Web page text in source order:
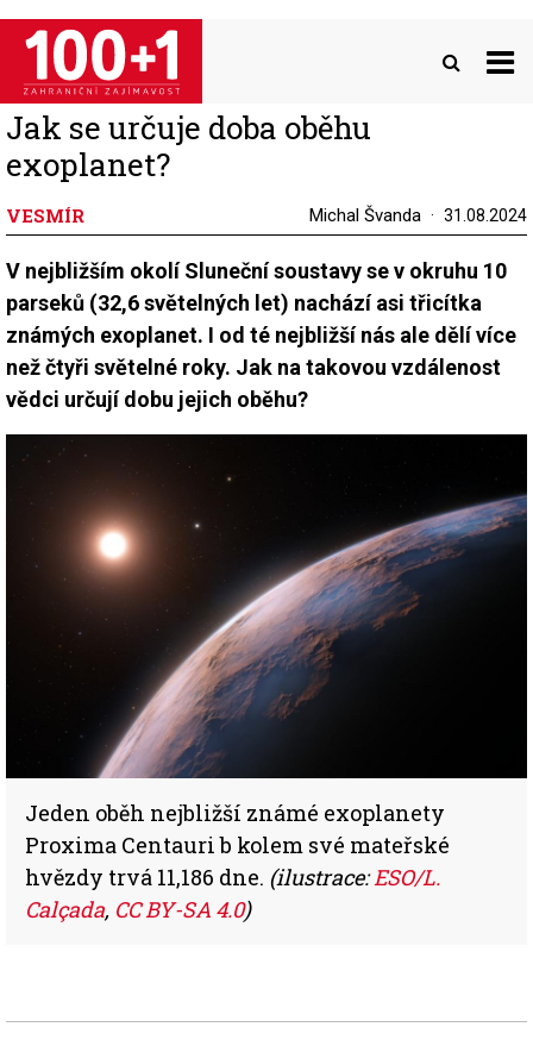
Přejít
hlavnímu
obsahu
Jak se určuje doba oběhu
exoplanet?
VESMÍR Michal Švanda 31.08.2024
V nejbližším okolí Sluneční soustavy se v okruhu 10
parseků (32,6 světelných let) nachází asi třicítka
známých exoplanet. I od té nejbližší nás ale dělí více
než čtyři světelné roky. Jak na takovou vzdálenost
vědci určují dobu jejich oběhu?
Jeden oběh nejbližší známé exoplanety
Proxima Centauri b kolem své mateřské
hvězdy trvá 11,186 dne. (ilustrace:ESO/L.
Calçada, CC BY-SA 4.0)